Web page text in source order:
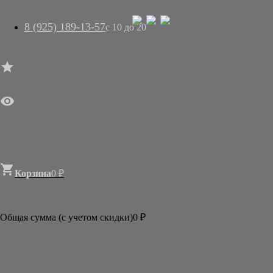

КАРТИНЫ
8 (925) 189-13-57с 10 до 20


Корзина0 ₽
Общая сумма (с учетом скидки)0 ₽